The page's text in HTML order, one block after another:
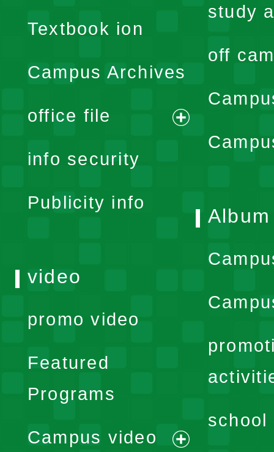
menu
Textbook ion
Campus Archives
office file
expand
info security
Publicity info
study
off
Album
school
video
promo video
Featured
Programs
Campus video